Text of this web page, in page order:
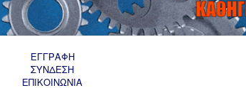
ΕΓΓΡΑΦΗ
ΣΥΝΔΕΣΗ
ΕΠΙΚΟΙΝΩΝΙΑ